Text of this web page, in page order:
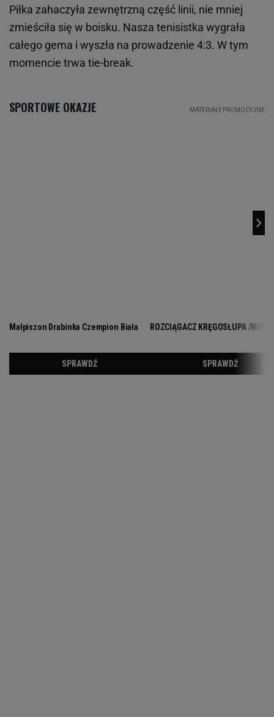
Piłka zahaczyła zewnętrzną część linii, nie mniej
zmieściła się w boisku. Nasza tenisistka wygrała
całego gema i wyszła na prowadzenie 4:3. W tym
momencie trwa tie-break.